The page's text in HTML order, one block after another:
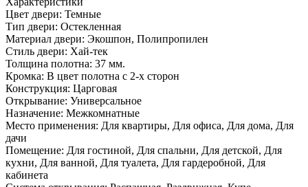
Цвет двери: Темные
Тип двери: Остекленная
Материал двери: Экошпон, Полипропилен
Стиль двери: Хай-тек
Толщина полотна: 37 мм.
Кромка: В цвет полотна с 2-х сторон
Конструкция: Царговая
Открывание: Универсальное
Назначение: Межкомнатные
Место применения: Для квартиры, Для офиса, Для дома, Для
дачи
Помещение: Для гостиной, Для спальни, Для детской, Для
кухни, Для ванной, Для туалета, Для гардеробной, Для
кабинета